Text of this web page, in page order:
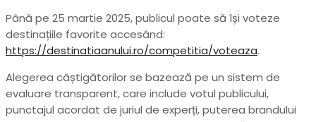
Până pe 25 martie 2025, publicul poate să își voteze
destinațiile favorite accesând:
https://destinatiaanului.ro/competitia/voteaza.
Alegerea câștigătorilor se bazează pe un sistem de
evaluare transparent, care include votul publicului,
punctajul acordat de juriul de experți, puterea brandului